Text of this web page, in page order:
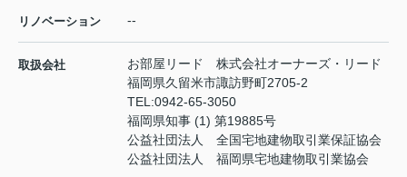
リノベーション --
取扱会社
お部屋リード 株式会社オーナーズ・リード
福岡県久留米市諏訪野町2705-2
TEL:0942-65-3050
福岡県知事 (1) 第19885号
公益社団法人 全国宅地建物取引業保証協会
公益社団法人 福岡県宅地建物取引業協会